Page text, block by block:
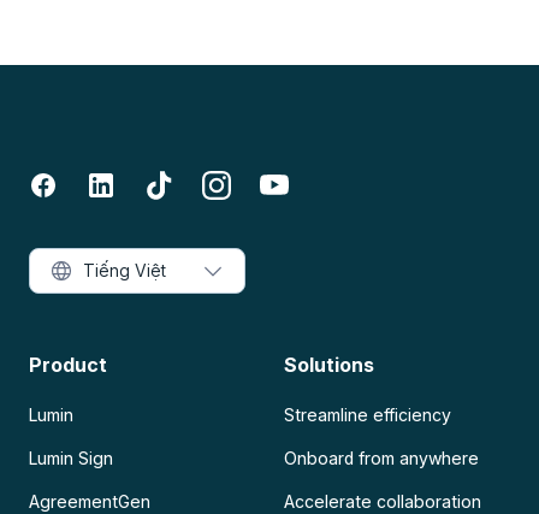
Product
Lumin
Lumin Sign
AgreementGen
Solutions
Streamline efficiency
Onboard from anywhere
Accelerate collaboration
Tiếng Việt